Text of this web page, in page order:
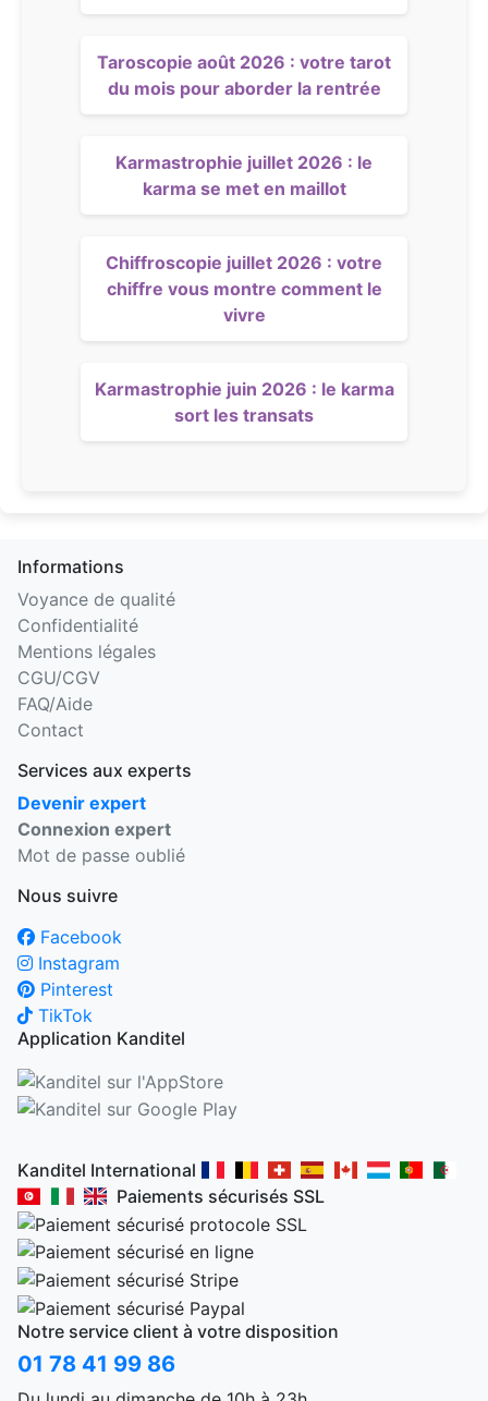
Taroscopie août 2026 : votre tarot
du mois pour aborder la rentrée
Karmastrophie juillet 2026 : le
karma se met en maillot
Chiffroscopie juillet 2026 : votre
chiffre vous montre comment le
vivre
Karmastrophie juin 2026 : le karma
sort les transats
Informations
Voyance de qualité
Confidentialité
Mentions légales
CGU/CGV
FAQ/Aide
Contact
Services aux experts
Devenir expert
Connexion expert
Mot de passe oublié
Nous suivre
Facebook
Instagram
Pinterest
TikTok
Application Kanditel
Kanditel International
Paiements sécurisés SSL
Notre service client à votre disposition
01 78 41 99 86